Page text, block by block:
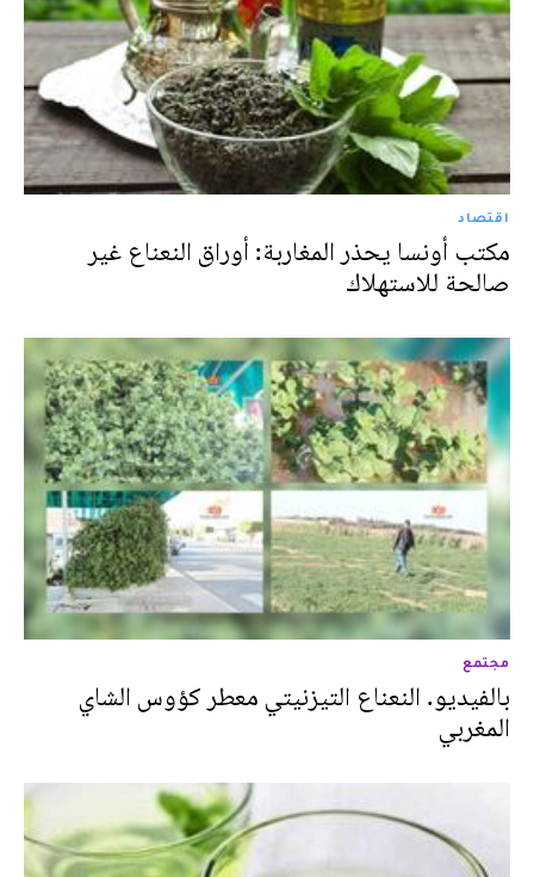
اقتصاد
مكتب أونسا يحذر المغاربة: أوراق النعناع غير
صالحة للاستهلاك
مجتمع
بالفيديو. النعناع التيزنيتي معطر كؤوس الشاي
المغربي